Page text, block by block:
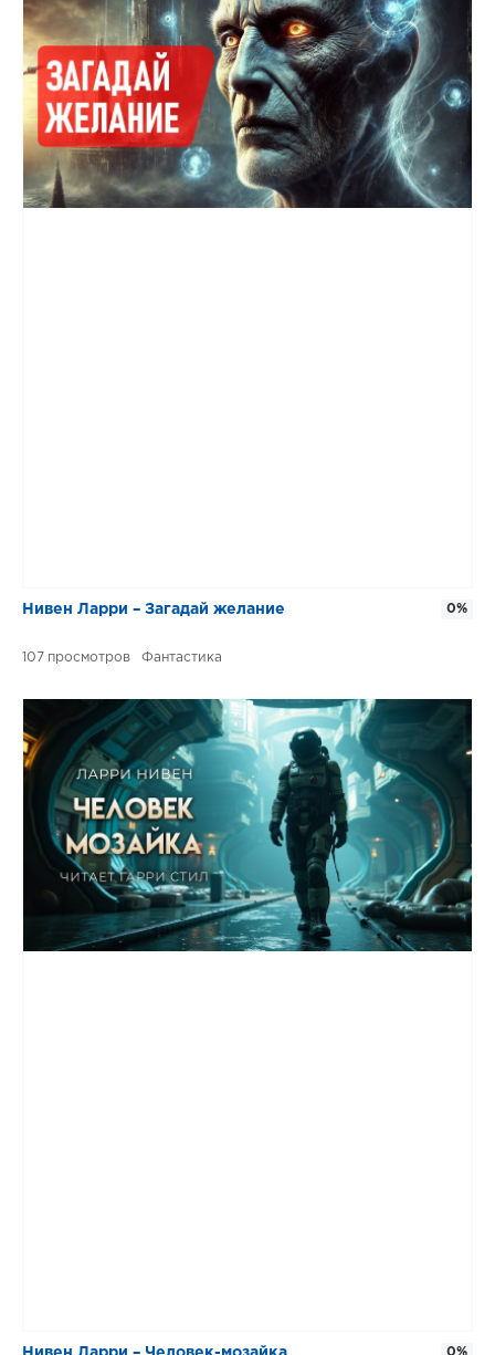
Нивен Ларри – Загадай желание
107 Фантастика
0%
0%